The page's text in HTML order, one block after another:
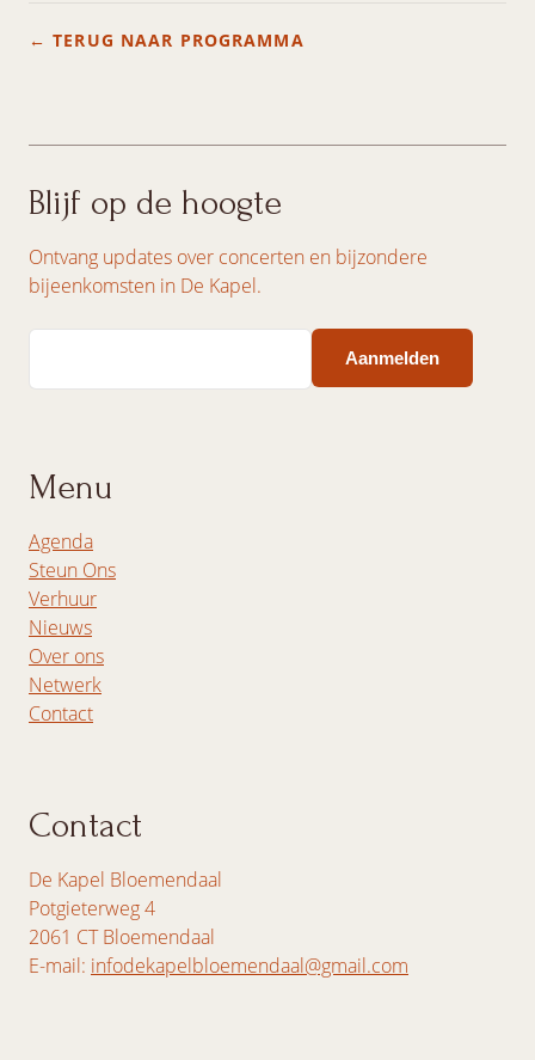
← TERUG NAAR PROGRAMMA
Blijf op de hoogte
Ontvang updates over concerten en bijzondere
bijeenkomsten in De Kapel.
Email
Menu
Agenda
Steun Ons
Verhuur
Nieuws
Over ons
Netwerk
Contact
Contact
De Kapel Bloemendaal
Potgieterweg 4
2061 CT Bloemendaal
E-mail: infodekapelbloemendaal@gmail.com